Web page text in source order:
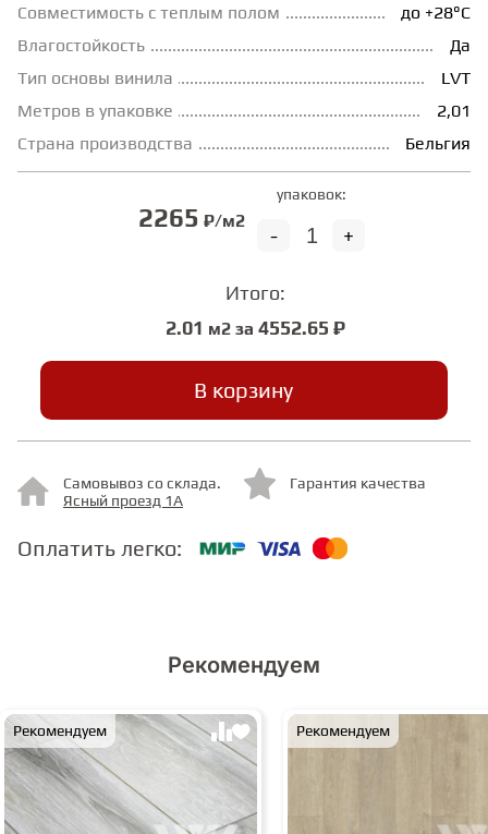
ТЕРМОПАРКЕТ
ЭКОМАССИВ
МАССИВНАЯ ДОСКА
ИНЖЕНЕРНЫЙ МОДУЛЬ
СТУПЕНИ
МИНЕРАЛЬНО-КАМЕННЫЙ
ЛАМИНАТ MSPC
Совместимость с теплым полом
до +28°С
Влагостойкость
Да
Тип основы винила
LVT
Метров в упаковке
2,01
Страна производства
Бельгия
2265 ₽/м2
упаковок:
+
-
Итого:
2.01 м2 за 4552.65 ₽
В корзину
Самовывоз со склада.
Ясный проезд 1А
Гарантия качества
Оплатить легко:
Рекомендуем
Рекомендуем Рекомендуем